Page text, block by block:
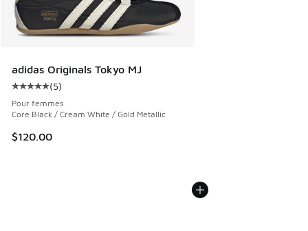
adidas Originals Tokyo MJ
Cote moyenne du client - [5 sur 5 étoiles], 5 commentaires
(5)
Pour femmes
Core Black / Cream White / Gold Metallic
$120.00